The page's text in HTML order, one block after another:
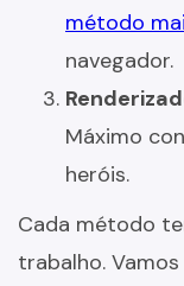
método
navegador.
Máximo
heróis.
Cada método
trabalho.